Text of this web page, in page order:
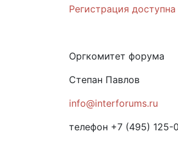
Регистрация
Оргкомитет форума
Степан Павлов
info@interforums.ru
телефон +7 (495) 125-